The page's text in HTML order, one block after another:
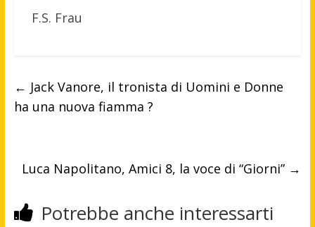
F.S. Frau
← Jack Vanore, il tronista di Uomini e Donne
ha una nuova fiamma ?
Luca Napolitano, Amici 8, la voce di “Giorni” →
Potrebbe anche interessarti